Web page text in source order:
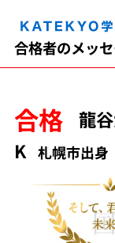
KATEKYO学
合格者のメッ
合格
龍
K 札幌市出身